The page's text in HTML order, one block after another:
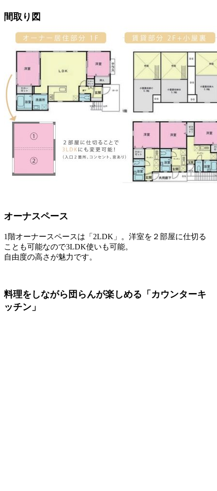
間取り図
オーナスペース
1階オーナースペースは「2LDK」。洋室を２部屋に仕切る
ことも可能なので3LDK使いも可能。
自由度の高さが魅力です。
料理をしながら団らんが楽しめる「カウンターキ
ッチン」